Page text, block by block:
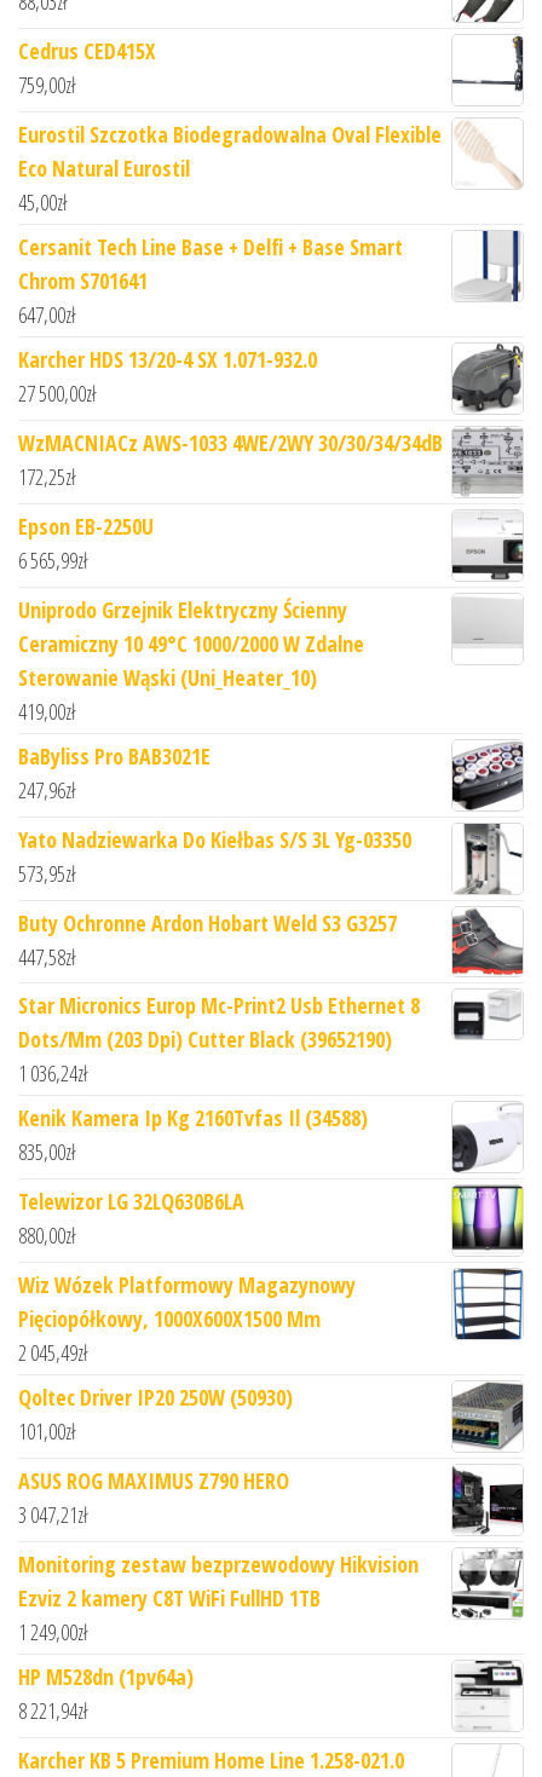
Cedrus CED415X
759,00zł
Eurostil Szczotka Biodegradowalna Oval Flexible
Eco Natural Eurostil
45,00zł
Cersanit Tech Line Base + Delfi + Base Smart
Chrom S701641
647,00zł
Karcher HDS 13/20-4 SX 1.071-932.0
27 500,00zł
WzMACNIACz AWS-1033 4WE/2WY 30/30/34/34dB
172,25zł
Epson EB-2250U
6 565,99zł
Uniprodo Grzejnik Elektryczny Ścienny
Ceramiczny 10 49°C 1000/2000 W Zdalne
Sterowanie Wąski (Uni_Heater_10)
419,00zł
BaByliss Pro BAB3021E
247,96zł
Yato Nadziewarka Do Kiełbas S/S 3L Yg-03350
573,95zł
Buty Ochronne Ardon Hobart Weld S3 G3257
447,58zł
Star Micronics Europ Mc-Print2 Usb Ethernet 8
Dots/Mm (203 Dpi) Cutter Black (39652190)
1 036,24zł
Kenik Kamera Ip Kg 2160Tvfas Il (34588)
835,00zł
Telewizor LG 32LQ630B6LA
880,00zł
Wiz Wózek Platformowy Magazynowy
Pięciopółkowy, 1000X600X1500 Mm
2 045,49zł
Qoltec Driver IP20 250W (50930)
101,00zł
ASUS ROG MAXIMUS Z790 HERO
3 047,21zł
Monitoring zestaw bezprzewodowy Hikvision
Ezviz 2 kamery C8T WiFi FullHD 1TB
1 249,00zł
HP M528dn (1pv64a)
8 221,94zł
Karcher KB 5 Premium Home Line 1.258-021.0